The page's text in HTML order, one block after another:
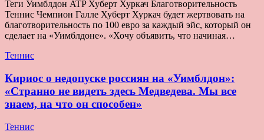
Теги Уимблдон ATP Хуберт Хуркач Благотворительность
Теннис Чемпион Галле Хуберт Хуркач будет жертвовать на
благотворительность по 100 евро за каждый эйс, который он
сделает на «Уимблдоне». «Хочу объявить, что начиная…
Теннис
Кириос о недопуске россиян на «Уимблдон»:
«Странно не видеть здесь Медведева. Мы все
знаем, на что он способен»
Теннис